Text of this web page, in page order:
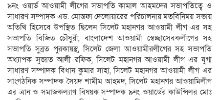
৯নং ওয়ার্ড আওয়ামী লীগের সভাপতি কামাল আহমদের সভাপতিত্বে ও
সাধারণ সম্পাদক এড. মোস্তফা দেলোয়ারের পরিচালনায় মতবিনিময় সভায়
অতিথি হিসেবে উপস্থিত ছিলেন সিলেট মহানগর আওয়ামী লীগ এর সহ
সভাপতি বিজিত চৌধুরী, বাংলাদেশ আওয়ামী স্বেচ্ছাসেবকলীগের সহ
সভাপতি সুব্রত পুরকায়স্থ, সিলেট জেলা আওয়ামীরলীগের সহ সভাপতি
অধ্যাপক সুজাত আলী রফিক, সিলেট মহানগর আওয়ামী লীগ এর যুগ্ম
সাধারণ সম্পাদক বিধান কুমার সাহা, সিলেট মহানগর আওয়ামী লীগ এর
সাংগঠনিক সম্পাদক সৈয়দ শামীম আহমদ, সিলেট মহানগর আওয়ামিলীগ
এর ত্রান ও সমাজকল্যাণ বিষয়ক সম্পাদক ৯নং ওয়ার্ডের কাউন্সিলর মোঃ